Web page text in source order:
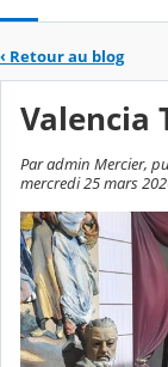
‹ Retour au blog
Valencia
Par admin Mercier,
mercredi 25 mars